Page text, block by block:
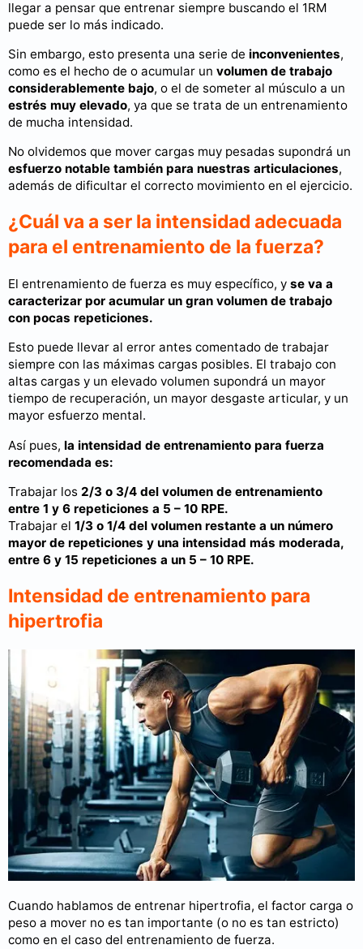
llegar a pensar que entrenar siempre buscando el 1RM
puede ser lo más indicado.
Sin embargo, esto presenta una serie de inconvenientes,
como es el hecho de o acumular un volumen de trabajo
considerablemente bajo, o el de someter al músculo a un
estrés muy elevado, ya que se trata de un entrenamiento
de mucha intensidad.
No olvidemos que mover cargas muy pesadas supondrá un
esfuerzo notable también para nuestras articulaciones,
además de dificultar el correcto movimiento en el ejercicio.
¿Cuál va a ser la intensidad adecuada
para el entrenamiento de la fuerza?
El entrenamiento de fuerza es muy específico, y se va a
caracterizar por acumular un gran volumen de trabajo
con pocas repeticiones.
Esto puede llevar al error antes comentado de trabajar
siempre con las máximas cargas posibles. El trabajo con
altas cargas y un elevado volumen supondrá un mayor
tiempo de recuperación, un mayor desgaste articular, y un
mayor esfuerzo mental.
Así pues, la intensidad de entrenamiento para fuerza
recomendada es:
Trabajar los 2/3 o 3/4 del volumen de entrenamiento
entre 1 y 6 repeticiones a 5 – 10 RPE.
Trabajar el 1/3 o 1/4 del volumen restante a un número
mayor de repeticiones y una intensidad más moderada,
entre 6 y 15 repeticiones a un 5 – 10 RPE.
Intensidad de entrenamiento para
hipertrofia
Cuando hablamos de entrenar hipertrofia, el factor carga o
peso a mover no es tan importante (o no es tan estricto)
como en el caso del entrenamiento de fuerza.